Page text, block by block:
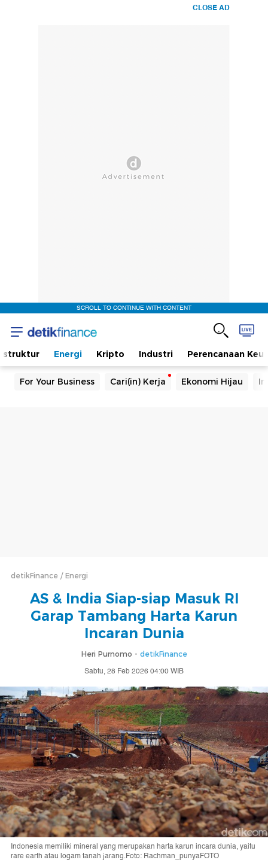
CLOSE AD
SCROLL TO CONTINUE WITH CONTENT
Energi Kripto Industri Perencanaan
For Your Business Cari(in) Kerja Ekonomi Hijau
detikFinance Energi
AS & India Siap-siap Masuk RI
Garap Tambang Harta Karun
Incaran Dunia
Heri Purnomo - detikFinance
Sabtu, 28 Feb 2026 04:00 WIB
Indonesia memiliki mineral yang merupakan harta karun incara dunia, yaitu
rare earth atau logam tanah jarang.Foto: Rachman_punyaFOTO